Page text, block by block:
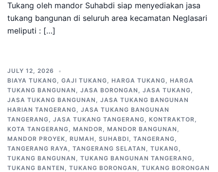
Tukang oleh mandor Suhabdi siap menyediakan jasa
tukang bangunan di seluruh area kecamatan Neglasari
meliputi : […]
JULY 12, 2026
BIAYA TUKANG, GAJI TUKANG, HARGA TUKANG, HARGA
TUKANG BANGUNAN , JASA BORONGAN , JASA TUKANG,
JASA TUKANG BANGUNAN , JASA TUKANG BANGUNAN
HARIAN TANGERANG, JASA TUKANG BANGUNAN
TANGERANG, JASA TUKANG TANGERANG, KONTRAKTOR,
KOTA TANGERANG, MANDOR, MANDOR BANGUNAN ,
MANDOR PROYEK, RUMAH , SUHABDI, TANGERANG,
TANGERANG RAYA, TANGERANG SELATAN , TUKANG,
TUKANG BANGUNAN , TUKANG BANGUNAN TANGERANG,
TUKANG BANTEN , TUKANG BORONGAN , TUKANG BORONGAN